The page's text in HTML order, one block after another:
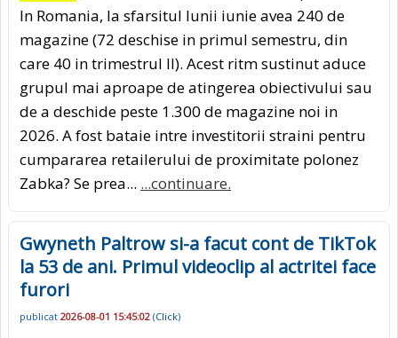
In Romania, la sfarsitul lunii iunie avea 240 de
magazine (72 deschise in primul semestru, din
care 40 in trimestrul II). Acest ritm sustinut aduce
grupul mai aproape de atingerea obiectivului sau
de a deschide peste 1.300 de magazine noi in
2026. A fost bataie intre investitorii straini pentru
cumpararea retaile­rului de proximitate polonez
Zabka? Se prea... ...continuare.
Gwyneth Paltrow si-a facut cont de TikTok
la 53 de ani. Primul videoclip al actritei face
furori
publicat 2026-08-01 15:45:02 (Click)